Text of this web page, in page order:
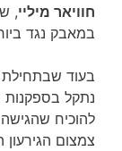
חוויאר מיליי,
במאבק נגד
בעוד שבתחילת
נתקל בספקנות
להוכיח
צמצום